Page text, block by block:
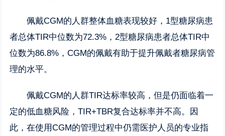
佩戴CGM的人群整体血糖表现较好，1型糖尿病患
者总体TIR中位数为72.3%，2型糖尿病患者总体TIR中
位数为86.8%，CGM的佩戴有助于提升佩戴者糖尿病管
理的水平。
佩戴CGM的人群TIR达标率较高，但是仍面临着一
定的低血糖风险，TIR+TBR复合达标率并不高。因
此，在使用CGM的管理过程中仍需医护人员的专业指